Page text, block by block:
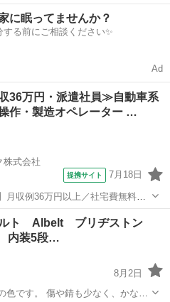
学用などにご検討されてはいかが
宅周辺を５，
駅 その他 アルベルト
に眠ってませんか？
る前にご相談ください✨
Ad
36万円・派遣社員≫自動車系
作・製造オペレーター …
株式会社
提携サイト 7月18日
月収例36万円以上／社宅費無料／
要 安心の研
週火曜/金曜 入社チャンス！ ■火
他
ト Albelt ブリヂストン
内装5段…
8月2日
なく、かなり